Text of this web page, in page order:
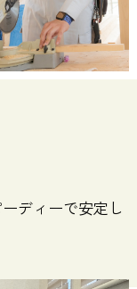
ディーで安定し